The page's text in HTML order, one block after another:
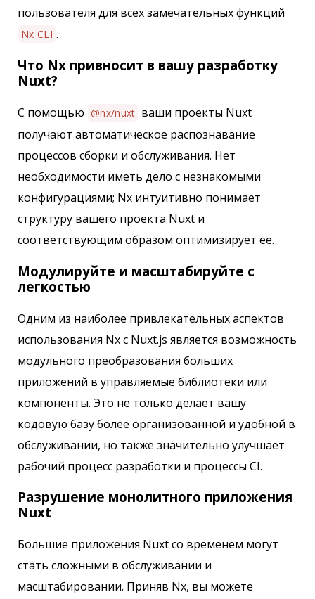
пользователя для всех замечательных функций
Nx CLI .
Что Nx привносит в вашу разработку
Nuxt?
С помощью @nx/nuxt ваши проекты Nuxt
получают автоматическое распознавание
процессов сборки и обслуживания. Нет
необходимости иметь дело с незнакомыми
конфигурациями; Nx интуитивно понимает
структуру вашего проекта Nuxt и
соответствующим образом оптимизирует ее.
Модулируйте и масштабируйте с
легкостью
Одним из наиболее привлекательных аспектов
использования Nx с Nuxt.js является возможность
модульного преобразования больших
приложений в управляемые библиотеки или
компоненты. Это не только делает вашу
кодовую базу более организованной и удобной в
обслуживании, но также значительно улучшает
рабочий процесс разработки и процессы CI.
Разрушение монолитного приложения
Nuxt
Большие приложения Nuxt со временем могут
стать сложными в обслуживании и
масштабировании. Приняв Nx, вы можете